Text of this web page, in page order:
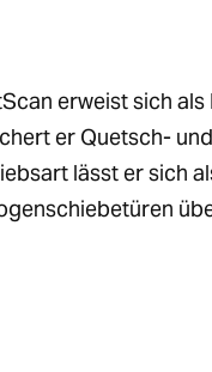
erweist sich
er Quetsch-
lässt er sich